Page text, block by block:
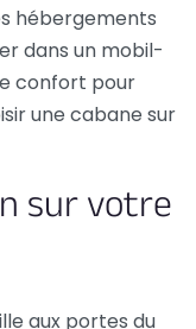
hébergements
dans un mobil-
confort pour
une cabane sur
sur votre
aux portes du